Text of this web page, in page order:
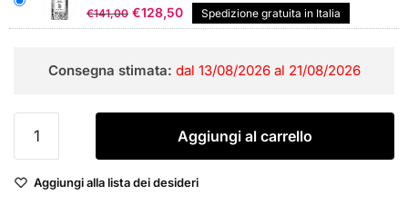
€141,00 Il
prezzo
era:
€128,50Il
prezzo
è:
Spedizione gratuita in Italia
Consegna stimata: dal 13/08/2026 al 21/08/2026
Paisley
Eau
de
Aggiungi al carrello
Aggiungi alla lista dei desideri